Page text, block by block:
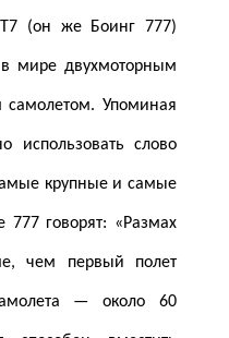
(он же Боинг 777)
мире двухмоторным
самолетом. Упоминая
использовать слово
крупные и самые
говорят: «Размах
чем первый полет
— около 60